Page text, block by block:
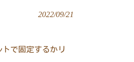
2022/09/21
で固定するかリ